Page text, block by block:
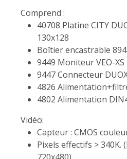
Comprend :
40708 Platine CITY
130x128
Boîtier encastrable
9449 Moniteur VEO-XS
9447 Connecteur
4826
4802 Alimentation
Vidéo:
Capteur : CMOS
Pixels effectifs > 340K.